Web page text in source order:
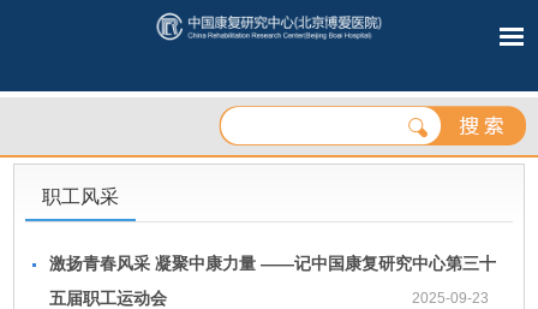
职工风采
激扬青春风采 凝聚中康力量 ——记中国康复研究中心第三十
五届职工运动会
2025-09-23